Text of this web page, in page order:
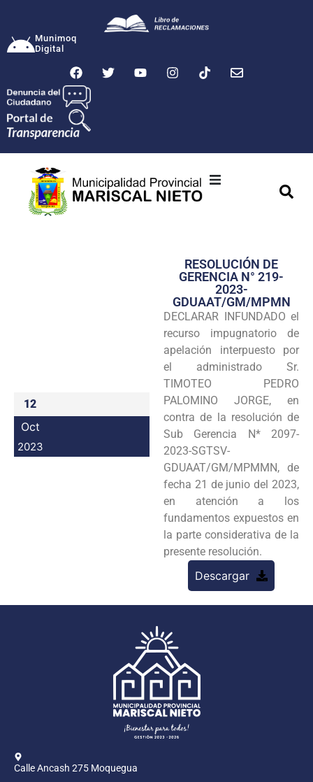
Munimoq
Digital
Transparencia
Seguridad
Programas
Intranet
12
Oct
2023
RESOLUCIÓN DE
GERENCIA N° 219-
2023-
GDUAAT/GM/MPMN
DECLARAR INFUNDADO el
recurso impugnatorio de
apelación interpuesto por
el administrado Sr.
TIMOTEO PEDRO
PALOMINO JORGE, en
contra de la resolución de
Sub Gerencia N* 2097-
2023-SGTSV-
GDUAAT/GM/MPMMN, de
fecha 21 de junio del 2023,
en atención a los
fundamentos expuestos en
la parte considerativa de la
presente resolución.
Descargar
Calle Ancash 275 Moquegua